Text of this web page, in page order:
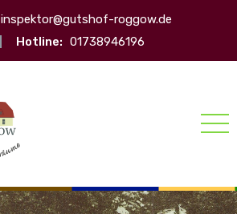
inspektor@gutshof-roggow.de
Hotline: 01738946196